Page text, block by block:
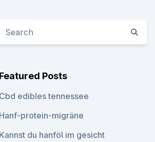
Featured Posts
Cbd edibles tennessee
Hanf-protein-migräne
Kannst du hanföl im gesicht